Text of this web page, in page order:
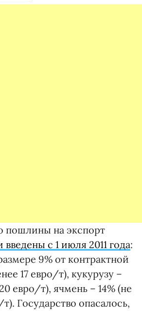
пошлины на экспорт
введены с 1 июля 2011 года:
9% от контрактной
17 евро/т), кукурузу –
евро/т), ячмень – 14% (не
Государство опасалось,